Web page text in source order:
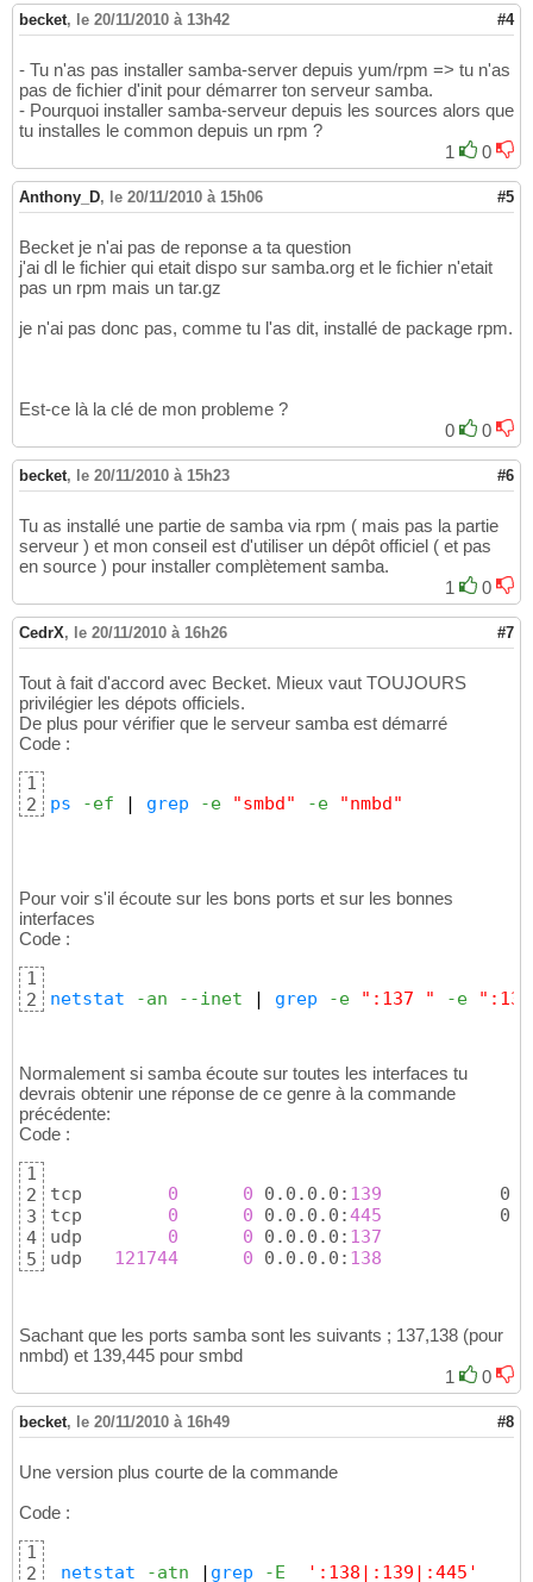
becket, le 20/11/2010 à 13h42 #4
- Tu n'as pas installer samba-server depuis yum/rpm => tu n'as
pas de fichier d'init pour démarrer ton serveur samba.
- Pourquoi installer samba-serveur depuis les sources alors que
tu installes le common depuis un rpm ?
1
0
Anthony_D, le 20/11/2010 à 15h06 #5
Becket je n'ai pas de reponse a ta question
j'ai dl le fichier qui etait dispo sur samba.org et le fichier n'etait
pas un rpm mais un tar.gz
je n'ai pas donc pas, comme tu l'as dit, installé de package rpm.
Est-ce là la clé de mon probleme ?
0
0
becket, le 20/11/2010 à 15h23 #6
Tu as installé une partie de samba via rpm ( mais pas la partie
serveur ) et mon conseil est d'utiliser un dépôt officiel ( et pas
en source ) pour installer complètement samba.
1
0
CedrX, le 20/11/2010 à 16h26 #7
Tout à fait d'accord avec Becket. Mieux vaut TOUJOURS
privilégier les dépots officiels.
De plus pour vérifier que le serveur samba est démarré
Code :
1
2
ps -ef | grep -e "smbd" -e "nmbd"
Pour voir s'il écoute sur les bons ports et sur les bonnes
interfaces
Code :
1
2
netstat -an --inet | grep -e ":137 " -e
Normalement si samba écoute sur toutes les interfaces tu
devrais obtenir une réponse de ce genre à la commande
précédente:
Code :
1
2
3
4
5
tcp 0 0 0.0.0.0: 139
tcp 0 0 0.0.0.0:445
udp 0 0 0.0.0.0: 137
udp 121744 0 0.0.0.0: 138
Sachant que les ports samba sont les suivants ; 137,138 (pour
nmbd) et 139,445 pour smbd
1
0
becket, le 20/11/2010 à 16h49 #8
Une version plus courte de la commande
Code :
1
2
netstat -atn | grep -E ':138|:139|:445'